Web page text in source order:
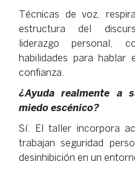
Técnicas de voz,
estructura del
liderazgo personal,
habilidades para
confianza.
¿Ayuda realmente a
miedo escénico?
Sí. El taller incorpora
trabajan seguridad
desinhibición en un